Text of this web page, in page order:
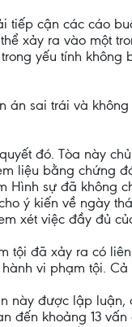
tiếp cận các cáo
xảy ra vào một
yếu tính
sai trái và
đó. Tòa này
liệu bằng chứng
Hình sự đã không
ý kiến về ngày
xét việc đầy đủ
tội đã xảy ra có
vi phạm tội. Cả
này được lập
đến khoảng 13